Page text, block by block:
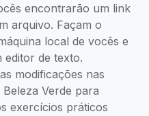
encontrarão um link
arquivo. Façam o
local de vocês e
editor de texto.
modificações nas
Verde para
exercícios práticos